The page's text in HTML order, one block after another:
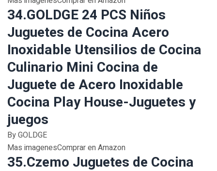
34.GOLDGE 24 PCS Niños
Juguetes de Cocina Acero
Inoxidable Utensilios de Cocina
Culinario Mini Cocina de
Juguete de Acero Inoxidable
Cocina Play House-Juguetes y
juegos
By GOLDGE
Mas imagenesComprar en Amazon
35.Czemo Juguetes de Cocina